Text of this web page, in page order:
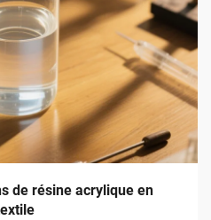
de résine acrylique en